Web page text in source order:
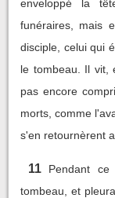
enveloppé la
funéraires, mais
disciple, celui qui
le tombeau. Il vit,
pas encore
morts, comme
s'en retournèrent
11
Pendant
tombeau, et